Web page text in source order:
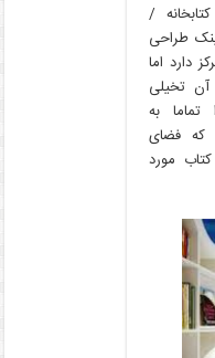
/
طراحی
دارد اما
آن تخیلی
به
که فضای
مورد